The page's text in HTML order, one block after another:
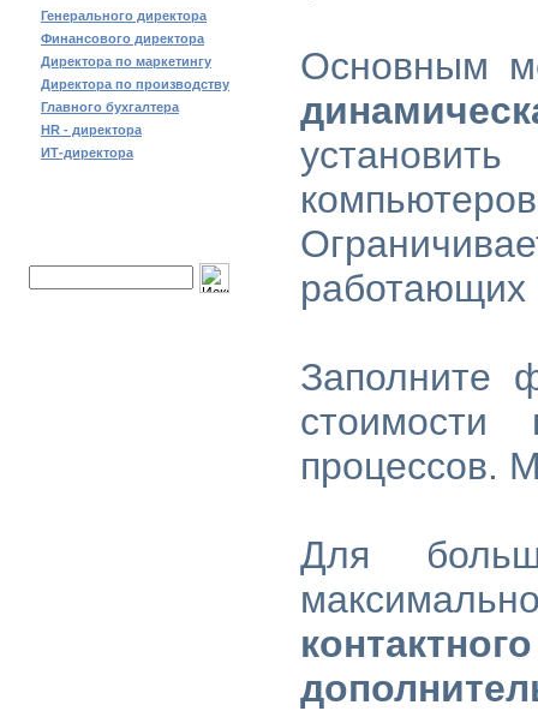
Генерального директора
Финансового директора
Директора по маркетингу
Директора по производству
Главного бухгалтера
HR - директора
ИТ-директора
Основным
работающих
Заполните
стоимости
процессов.
Для